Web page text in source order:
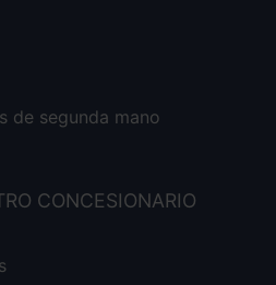
de segunda mano
CONCESIONARIO